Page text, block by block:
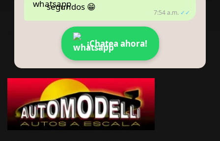
segundos 😁
7:54 a.m. ✓✓
¡Chatea ahora!